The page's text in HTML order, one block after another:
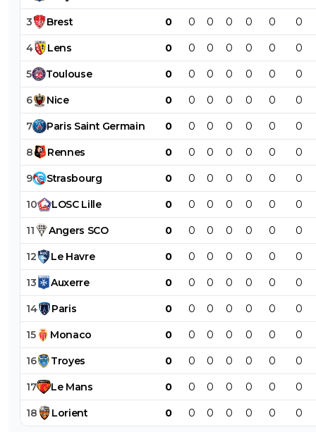
3 Brest 0 0 0 0 0 0 0
4 Lens 0 0 0 0 0 0 0
5 Toulouse 0 0 0 0 0 0 0
6 Nice 0 0 0 0 0 0 0
7 Paris Saint Germain 0 0 0 0 0 0 0
8 Rennes 0 0 0 0 0 0 0
9 Strasbourg 0 0 0 0 0 0 0
10 LOSC Lille 0 0 0 0 0 0 0
11 Angers SCO 0 0 0 0 0 0 0
12 Le Havre 0 0 0 0 0 0 0
13 Auxerre 0 0 0 0 0 0 0
14 Paris 0 0 0 0 0 0 0
15 Monaco 0 0 0 0 0 0 0
16 Troyes 0 0 0 0 0 0 0
17 Le Mans 0 0 0 0 0 0 0
18 Lorient 0 0 0 0 0 0 0